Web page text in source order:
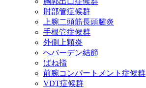
肘部管症候群
上腕二頭筋長頭腱炎
手根管症候群
外側上顆炎
へバーデン結節
ばね指
前腕コンパートメント症候群
VDT症候群